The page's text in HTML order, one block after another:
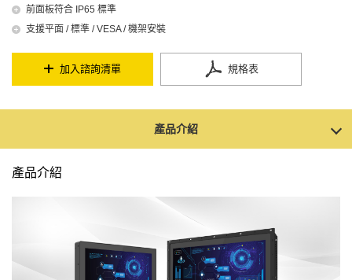
前面板符合 IP65 標準
支援平面 / 標準 / VESA / 機架安裝
加入諮詢清單 規格表
產品介紹
產品介紹